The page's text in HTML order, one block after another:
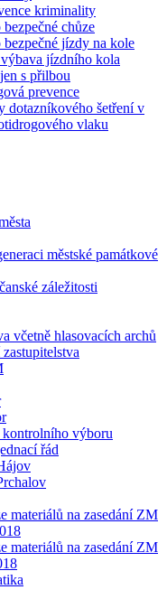
kriminality
bezpečné chůze
bezpečné jízdy na kole
jízdního kola
s přilbou
prevence
dotazníkového šetření v
vlaku
městské památkové
záležitosti
včetně hlasovacích archů
kontrolního výboru
řád
materiálů na zasedání ZM
materiálů na zasedání ZM